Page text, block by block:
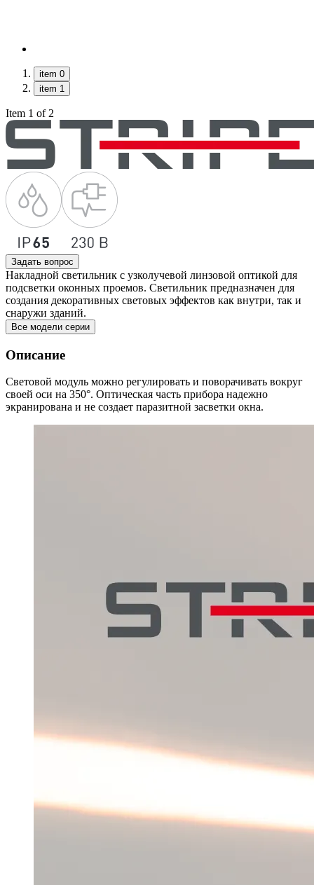
item 0
item 1
Item 1 of 2
Задать вопрос
Накладной светильник с узколучевой линзовой оптикой для
подсветки оконных проемов. Светильник предназначен для
создания декоративных световых эффектов как внутри, так и
снаружи зданий.
Все модели серии
Описание
Световой модуль можно регулировать и поворачивать вокруг
своей оси на 350°. Оптическая часть прибора надежно
экранирована и не создает паразитной засветки окна.